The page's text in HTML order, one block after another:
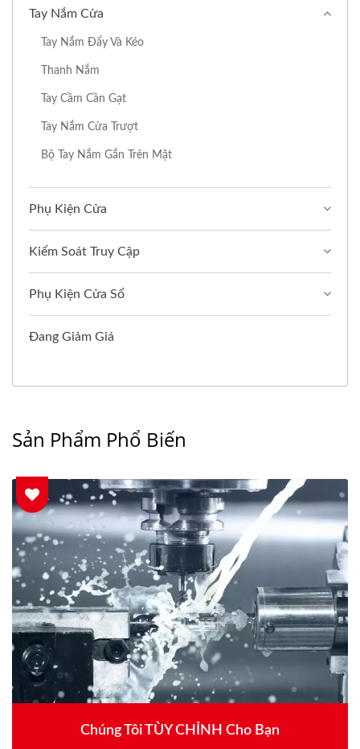
Tay Nắm Cửa
Tay Nắm Đẩy Và Kéo
Thanh Nắm
Tay Cầm Cần Gạt
Tay Nắm Cửa Trượt
Bộ Tay Nắm Gắn Trên Mặt
Phụ Kiện Cửa
Kiểm Soát Truy Cập
Phụ Kiện Cửa Sổ
Đang Giảm Giá
Sản Phẩm Phổ Biến
Chúng Tôi TÙY CHỈNH Cho Bạn